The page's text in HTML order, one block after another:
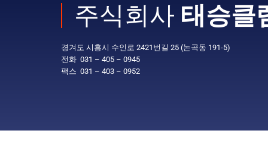
주식회사 태승클
경겨도 시흥시 수인로 2421번길 25 (논곡동 191-5)
전화 031 – 405 – 0945
팩스 031 – 403 – 0952